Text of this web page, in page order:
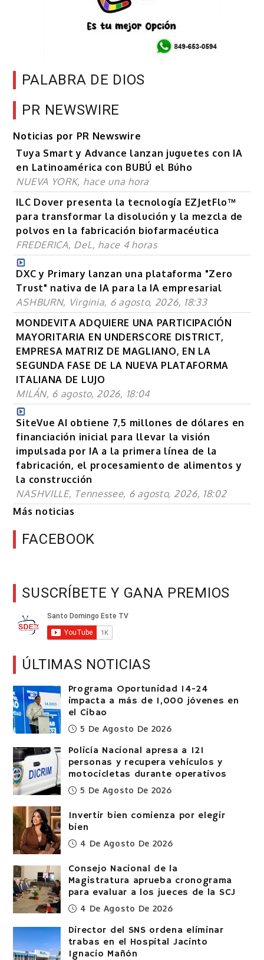
PALABRA DE DIOS
PR NEWSWIRE
Noticias por PR Newswire
Tuya Smart y Advance lanzan juguetes con IA
en Latinoamérica con BUBÚ el Búho
NUEVA YORK, hace una hora
ILC Dover presenta la tecnología EZJetFlo™
para transformar la disolución y la mezcla de
polvos en la fabricación biofarmacéutica
FREDERICA, Del., hace 4 horas
DXC y Primary lanzan una plataforma "Zero
Trust" nativa de IA para la IA empresarial
ASHBURN, Virginia, 6 agosto, 2026, 18:33
MONDEVITA ADQUIERE UNA PARTICIPACIÓN
MAYORITARIA EN UNDERSCORE DISTRICT,
EMPRESA MATRIZ DE MAGLIANO, EN LA
SEGUNDA FASE DE LA NUEVA PLATAFORMA
ITALIANA DE LUJO
MILÁN, 6 agosto, 2026, 18:04
SiteVue AI obtiene 7,5 millones de dólares en
financiación inicial para llevar la visión
impulsada por IA a la primera línea de la
fabricación, el procesamiento de alimentos y
la construcción
NASHVILLE, Tennessee, 6 agosto, 2026, 18:02
Más noticias
FACEBOOK
SUSCRÍBETE Y GANA PREMIOS
ÚLTIMAS NOTICIAS
Programa Oportunidad 14-24
impacta a más de 1,000 jóvenes en
el Cibao
5 De Agosto De 2026
Policía Nacional apresa a 121
personas y recupera vehículos y
motocicletas durante operativos
5 De Agosto De 2026
Invertir bien comienza por elegir
bien
4 De Agosto De 2026
Consejo Nacional de la
Magistratura aprueba cronograma
para evaluar a los jueces de la SCJ
4 De Agosto De 2026
Director del SNS ordena eliminar
trabas en el Hospital Jacinto
Ignacio Mañón